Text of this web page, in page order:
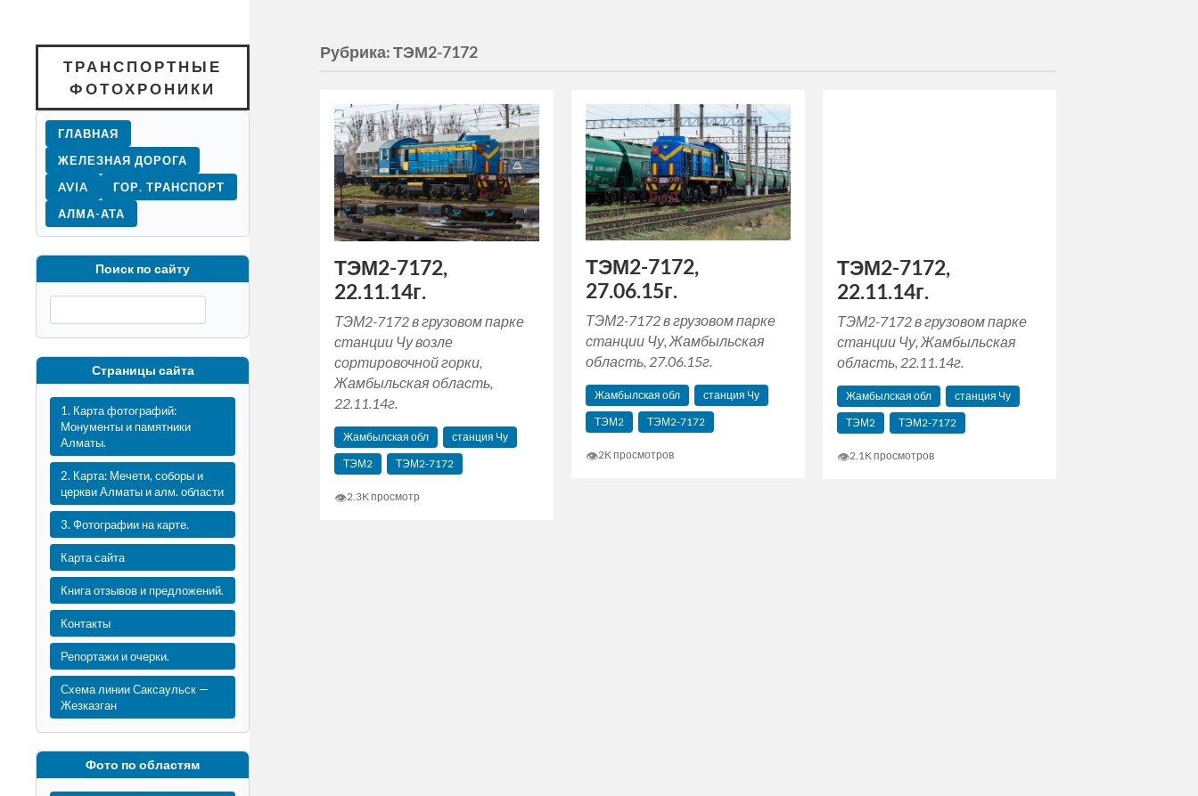
ТРАНСПОРТНЫЕ
ФОТОХРОНИКИ
ГЛАВНАЯ
ЖЕЛЕЗНАЯ ДОРОГА
AVIA
ГОР. ТРАНСПОРТ
АЛМА-АТА
Поиск по сайту
Страницы сайта
1. Карта фотографий:
Монументы и памятники
Алматы.
2. Карта: Мечети, соборы и
церкви Алматы и алм. области
3. Фотографии на карте.
Карта сайта
Книга отзывов и предложений.
Контакты
Репортажи и очерки.
Схема линии Саксаульск —
Жезказган
Фото по областям
Рубрика:ТЭМ2-7172
ТЭМ2-7172,
22.11.14г.
ТЭМ2-7172 в грузовом парке
станции Чу возле
сортировочной горки,
Жамбыльская область,
22.11.14г.
Жамбылская обл
станция Чу
ТЭМ2
ТЭМ2-7172
👁2.3K просмотр
ТЭМ2-7172,
27.06.15г.
ТЭМ2-7172 в грузовом парке
станции Чу, Жамбыльская
область, 27.06.15г.
Жамбылская обл
станция Чу
ТЭМ2
ТЭМ2-7172
👁2K просмотров
ТЭМ2-7172,
22.11.14г.
ТЭМ2-7172 в грузовом парке
станции Чу, Жамбыльская
область, 22.11.14г.
Жамбылская обл
станция Чу
ТЭМ2
ТЭМ2-7172
👁2.1K просмотров